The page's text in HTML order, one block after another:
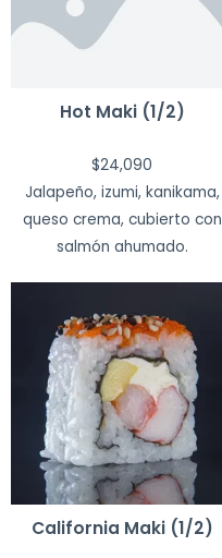
Hot Maki (1/2)
$24,090
Jalapeño, izumi, kanikama,
queso crema, cubierto con
salmón ahumado.
California Maki (1/2)